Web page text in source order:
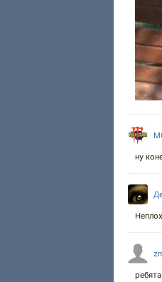
ну